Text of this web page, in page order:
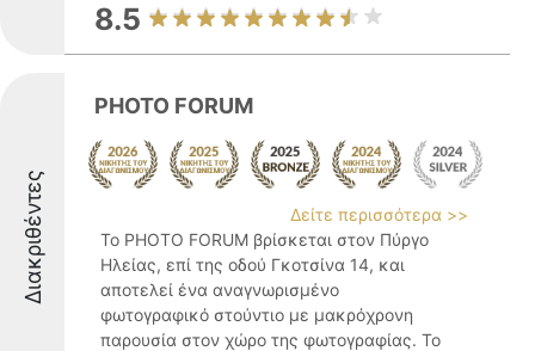
8.5
Διακριθέντες
PHOTO FORUM
Δείτε περισσότερα >>
Το PHOTO FORUM βρίσκεται στον Πύργο
Ηλείας, επί της οδού Γκοτσίνα 14, και
αποτελεί ένα αναγνωρισμένο
φωτογραφικό στούντιο με μακρόχρονη
παρουσία στον χώρο της φωτογραφίας. Το